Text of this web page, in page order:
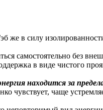
же в силу
самостоятельно без
в виде чистого
находится за
чувствует, чаще